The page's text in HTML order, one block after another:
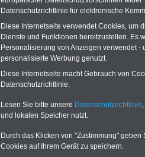
Dienst:
Das Netzwerk
Dienst" bietet
Werbung für
auch
zählen zu den
Datenschutzrichtlinie für elektronische
Diese Internetseite verwendet Cookies, um
Dienste und Funktionen bereitzustellen. Es
Personalisierung von Anzeigen verwendet
personalisierte Werbung genutzt.
Diese Internetseite macht Gebrauch von
Datenschutzrichtlinie.
Lesen Sie bitte unsere Datenschutzrichtlinie
und lokalen Speicher nutzt.
Durch das Klicken von "Zustimmung"
Cookies auf Ihrem Gerät zu speichern.